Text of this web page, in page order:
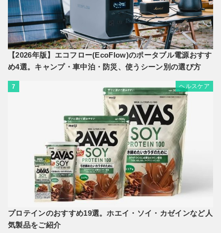
【2026年版】エコフロー(EcoFlow)のポータブル電源おすす
め4選。キャンプ・車中泊・防災、使うシーン別の選び方
7 ヘルスケア
プロテインのおすすめ19選。ホエイ・ソイ・カゼインなど人
気製品をご紹介